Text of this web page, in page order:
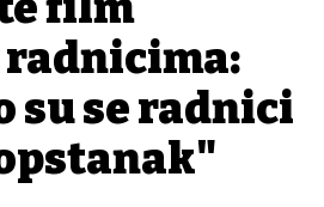
su se radnici